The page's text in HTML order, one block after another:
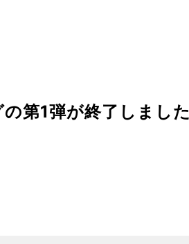
第1弾が終了しました